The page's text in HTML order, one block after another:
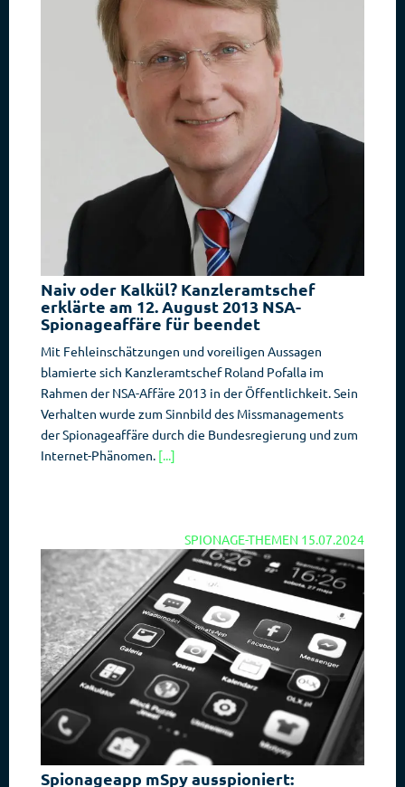
Naiv oder Kalkül? Kanzleramtschef
erklärte am 12. August 2013 NSA-
Spionageaffäre für beendet
Mit Fehleinschätzungen und voreiligen Aussagen
blamierte sich Kanzleramtschef Roland Pofalla im
Rahmen der NSA-Affäre 2013 in der Öffentlichkeit. Sein
Verhalten wurde zum Sinnbild des Missmanagements
der Spionageaffäre durch die Bundesregierung und zum
Internet-Phänomen. [...]
SPIONAGE-THEMEN 15.07.2024
Spionageapp mSpy ausspioniert: